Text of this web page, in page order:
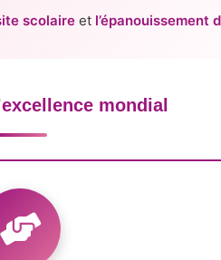
scolaireet l’épanouissement
mondial